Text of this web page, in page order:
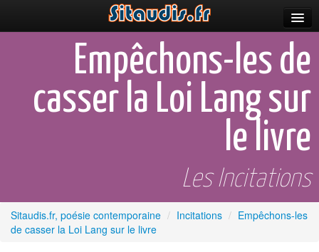
Poèmes et fictions
Prescriptions
Empêchons-les de
casser la Loi Lang sur
le livre
Les Incitations
Sitaudis.fr, poésie contemporaine / Incitations / Empêchons-les
de casser la Loi Lang sur le livre